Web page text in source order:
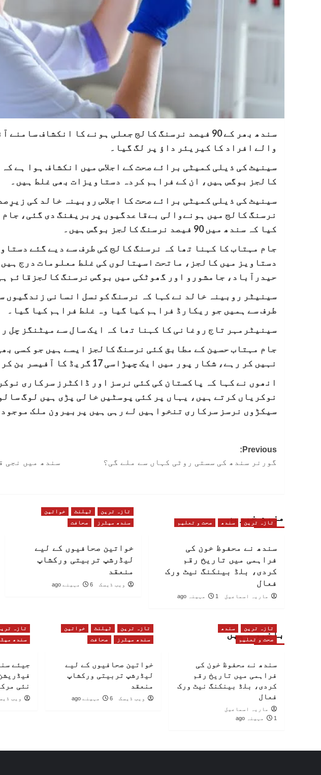
سندھ بھر کے 90 فیصد نرسنگ کالج جعلی ہونے کا انکشاف
والے افراد کا کیریئر داؤ پر لگ گیا۔
کالجز بوگس ہیں، ان کے فراہم کردہ دستاویزات بھی غلط ہیں۔
سینیٹ کی ذیلی کمیٹی برائے صحت کا اجلاس روبینہ خالد کی
نرسنگ کالج میں ہونےوالی بےقاعدگیوں پربریفنگ دی گئی،
کیا کہ سندھ میں 90 فیصد نرسنگ کالجز بوگس ہیں۔
جام مہتاب کا کہنا تھا کہ نرسنگ کالج کی طرف سے دیے گئے
دستاویز میں کالجز، ماتحت اسپتالوں کی غلط معلومات درج
حیدرآباد، جامشورو اور گھوٹکی میں بوگس نرسنگ کالجزقائم
سینیٹر روبینہ خالد نے کہا کہ نرسنگ کونسل انسانی زندگیوں
طرف سے ہمیں جو ریکارڈ فراہم کیا گیا وہ غلط فراہم کیا گیا۔
سینیٹرمہر تاج روغانی کا کہنا تھا کہ ایک سال سے میٹنگز چل
جام مہتاب حسین کے مطابق کئی نرسنگ کالجز ایسے ہیں جو کسی
نہیں کر رہے، شکار پور میں ایک چپڑاسی 17 گریڈ کا آفیسر بن کر نرسنگ اسکول چلا رہا ہے۔
انھوں نے کہا کہ پاکستان کی کئی نرسز اور ڈاکٹرز سرکاری
نوکریاں کرتے ہیں، یہاں پر کئی پوسٹیں خالی پڑی ہیں لوگ
سیکڑوں نرسز سرکاری تنخواہیں لے رہی ہیں پربیرون ملک موجود
Post
navigation
Previous:
گورنر سندھ کی سستی روٹی کہاں سے ملے گی؟
سندھ میں نجی
مزید خبریں
تازہ ترین سندھ صحت و تعلیم
سندھ نے محفوظ خون کی
فراہمی میں تاریخ رقم
کردی، بلڈ بینکنگ نیٹ ورک
فعال
ماریہ اسماعیل 1 مہینہ ago
تازہ ترین ٹیلنٹ
خواتین
سندھ میٹرز
صحافت
خواتین صحافیوں کے لیے
لیڈرشپ تربیتی ورکشاپ
منعقد
ویب ڈیسک 6 مہینے ago
باخبر رہیں
تازہ ترین
سندھ
صحت و تعلیم
سندھ نے محفوظ خون کی
فراہمی میں تاریخ رقم
کردی، بلڈ بینکنگ نیٹ ورک
فعال
ماریہ اسماعیل
1 مہینہ ago
تازہ ترین ٹیلنٹ
خواتین
سندھ میٹرز
صحافت
خواتین صحافیوں کے لیے
لیڈرشپ تربیتی ورکشاپ
منعقد
ویب ڈیسک 6 مہینے ago
تازہ
سندھ
جیئے
نئی
ویب